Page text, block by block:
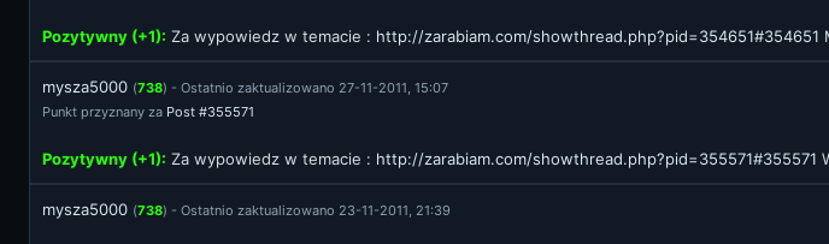
Pozytywny (+1): Za wypowiedz w temacie : http://zarabiam.com/showthread.php?pid=354651#354651
mysza5000 (738) - Ostatnio zaktualizowano 27-11-2011, 15:07
Punkt przyznany za Post #355571
Pozytywny (+1): Za wypowiedz w temacie : http://zarabiam.com/showthread.php?pid=355571#355571
mysza5000 (738) - Ostatnio zaktualizowano 23-11-2011, 21:39